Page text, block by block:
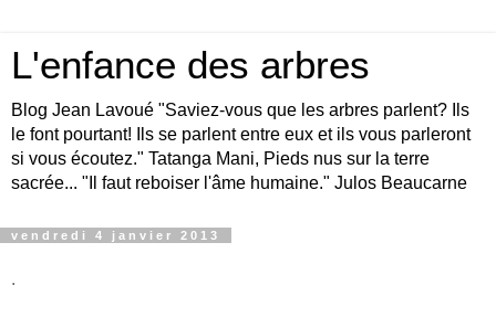
L'enfance des arbres
Blog Jean Lavoué "Saviez-vous que les arbres parlent? Ils
le font pourtant! Ils se parlent entre eux et ils vous parleront
si vous écoutez." Tatanga Mani, Pieds nus sur la terre
sacrée... "Il faut reboiser l'âme humaine." Julos Beaucarne
vendredi 4 janvier 2013
.